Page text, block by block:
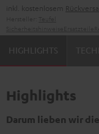
inkl. kostenlosem
HIGHLIGHTS
Highlights
Darum lieben wir